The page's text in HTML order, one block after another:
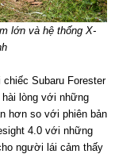
lớn và hệ thống X-
Subaru Forester
lòng với những
hơn so với phiên bản
4.0 với những
người lái cảm thấy